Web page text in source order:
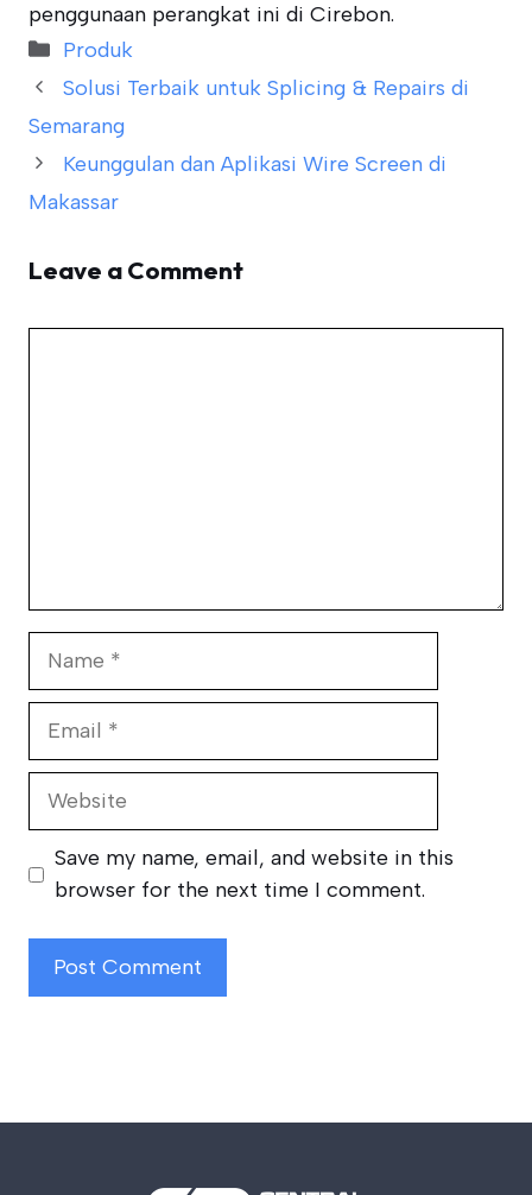
penggunaan perangkat ini di Cirebon.
Categories
Produk
Solusi Terbaik untuk Splicing & Repairs di
Semarang
Keunggulan dan Aplikasi Wire Screen di
Makassar
Leave a Comment
Website
Save my name, email, and website in this
browser for the next time I comment.